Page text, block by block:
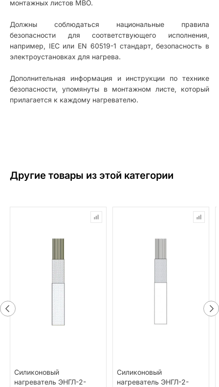
монтажных листов MBO.
Должны соблюдаться национальные правила
безопасности для соответствующего исполнения,
например, IEC или EN 60519-1 стандарт, безопасность в
электроустановках для нагрева.
Дополнительная информация и инструкции по технике
безопасности, упомянуты в монтажном листе, который
прилагается к каждому нагревателю.
Другие товары из этой категории
Силиконовый
нагреватель ЭНГЛ-2-
Силиконовый
нагреватель ЭНГЛ-2-